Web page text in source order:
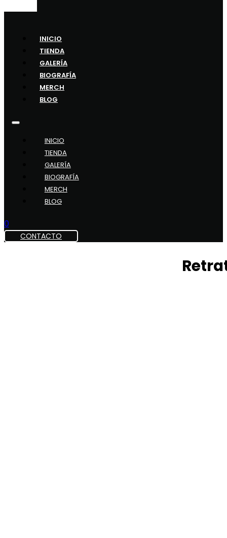
INICIO
TIENDA
GALERÍA
BIOGRAFÍA
MERCH
BLOG
INICIO
TIENDA
GALERÍA
BIOGRAFÍA
MERCH
BLOG
0
CONTACTO